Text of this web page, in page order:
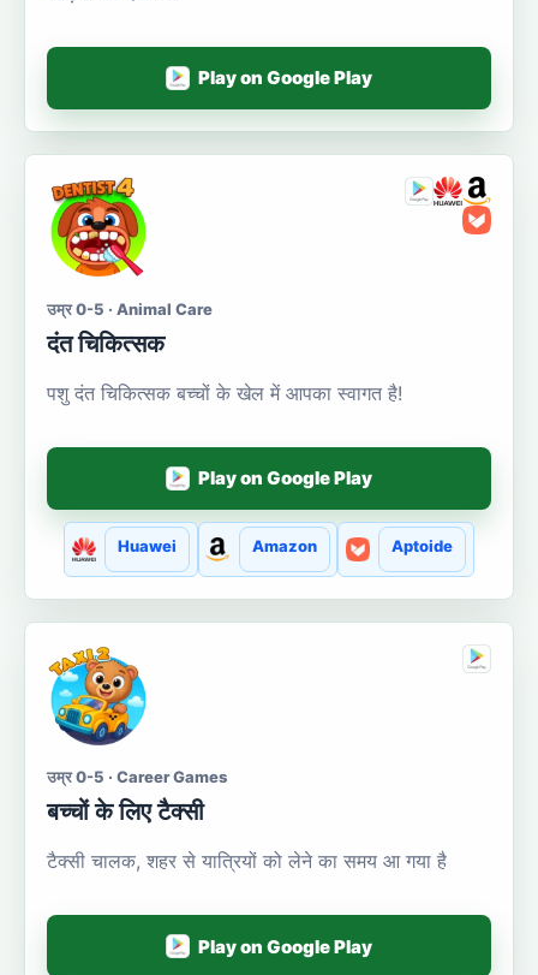
Play on Google Play
उम्र 0-5 · Animal Care
दंत चिकित्सक
पशु दंत चिकित्सक बच्चों के खेल में आपका स्वागत है!
Play on Google Play
Huawei Amazon Aptoide
उम्र 0-5 · Career Games
बच्चों के लिए टैक्सी
टैक्सी चालक, शहर से यात्रियों को लेने का समय आ गया है
Play on Google Play